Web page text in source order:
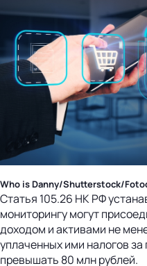
Who is Danny/Shutterstock/
Статья 105.26 НК РФ
мониторингу могут
доходом и активами не
уплаченных ими налогов
превышать 80 млн рублей.